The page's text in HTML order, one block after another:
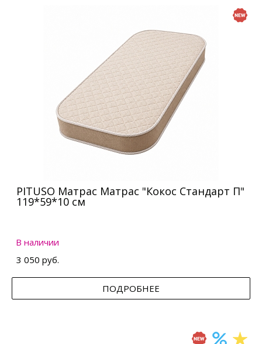
PITUSO Матрас Матрас "Кокос Стандарт П"
119*59*10 см
В наличии
3 050 руб.
ПОДРОБНЕЕ